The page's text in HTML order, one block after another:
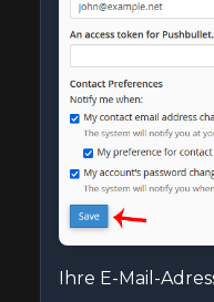
Ihre E-Mail-